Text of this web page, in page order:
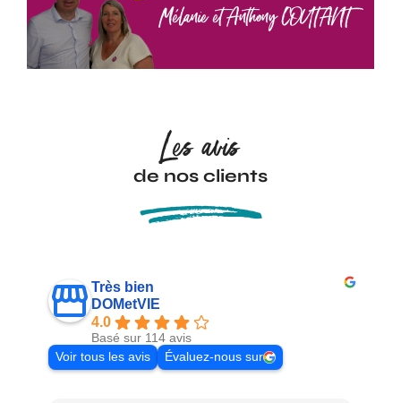
Mélanie et Anthony COUTANT
Les avis
de nos clients
Très bien
DOMetVIE
4.0
Basé sur 114 avis
Voir tous les avis
Évaluez-nous sur